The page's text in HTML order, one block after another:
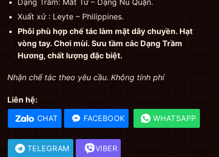
Dạng Trầm: Mắt Tử – Dạng Nu Quặn.
Xuất xứ : Leyte – Philippines.
Phôi phù hợp chế tác làm mặt dây chuyền. Hạt
vòng tay. Chơi mùi. Sưu tầm các Dạng Trầm
Hương, chất lượng đặc biệt.
Nhận chế tác theo yêu cầu. Không tính phí
Liên hệ:
CHAT FACEBOOK WHATSAPP
TELEGRAM VIBER